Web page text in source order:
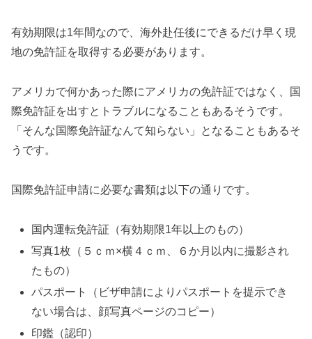
有効期限は1年間なので、海外赴任後にできるだけ早く現
地の免許証を取得する必要があります。
アメリカで何かあった際にアメリカの免許証ではなく、国
際免許証を出すとトラブルになることもあるそうです。
「そんな国際免許証なんて知らない」となることもあるそ
うです。
国際免許証申請に必要な書類は以下の通りです。
国内運転免許証（有効期限1年以上のもの）
写真1枚（５ｃｍ×横４ｃｍ、６か月以内に撮影され
たもの）
パスポート（ビザ申請によりパスポートを提示でき
ない場合は、顔写真ページのコピー）
印鑑（認印）